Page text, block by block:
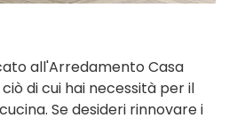
all'Arredamento Casa
di cui hai necessità per il
Se desideri rinnovare i